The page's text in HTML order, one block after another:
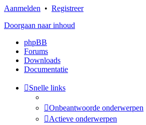
Aanmelden • Registreer
Doorgaan naar inhoud
phpBB
Forums
Downloads
Documentatie
Snelle links
Onbeantwoorde onderwerpen
Actieve onderwerpen